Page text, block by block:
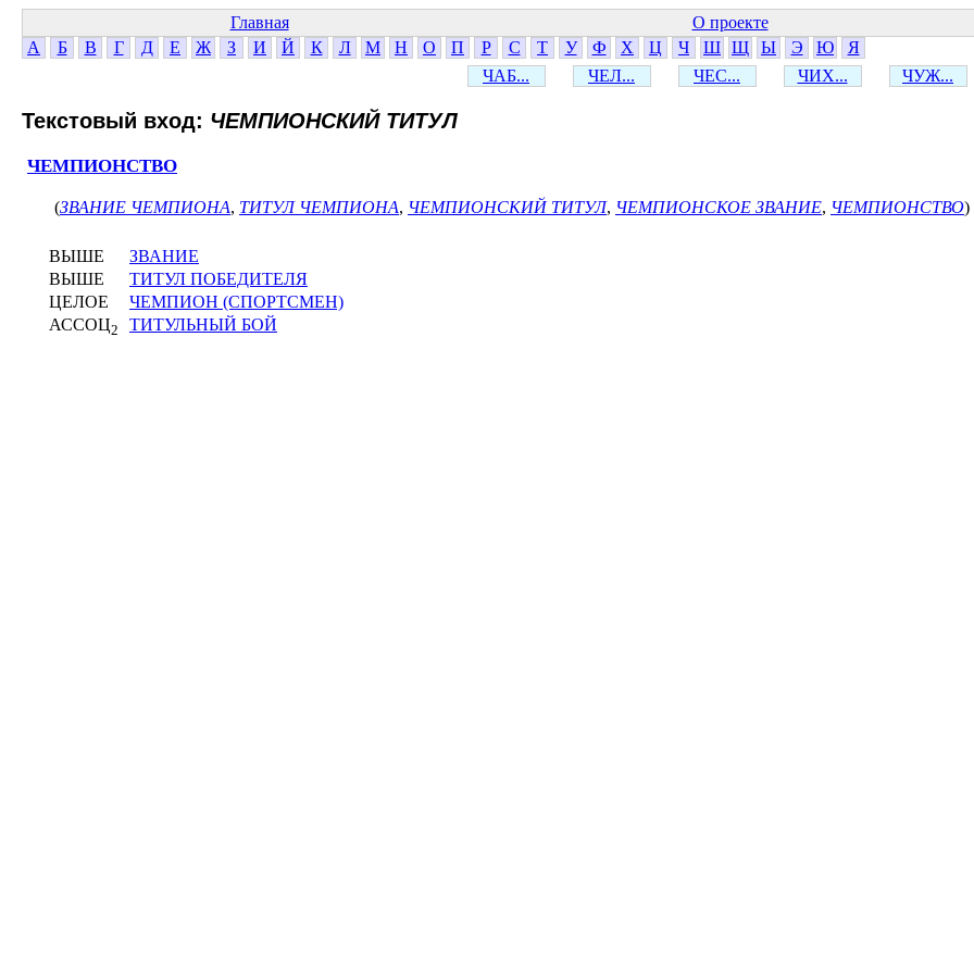
Главная О проекте
А
Б В Г Д Е Ж З И Й К Л М Н О П Р С Т У Ф Х Ц Ч Ш Щ Ы Э Ю
Я
ЧАБ...
ЧЕЛ... ЧЕС... ЧИХ... ЧУЖ...
Текстовый вход: ЧЕМПИОНСКИЙ ТИТУЛ
ЧЕМПИОНСТВО
(ЗВАНИЕ ЧЕМПИОНА, ТИТУЛ ЧЕМПИОНА, ЧЕМПИОНСКИЙ ТИТУЛ, ЧЕМПИОНСКОЕ ЗВАНИЕ, ЧЕМПИОНСТВО)
ВЫШЕ
ЗВАНИЕ
ВЫШЕ
ТИТУЛ ПОБЕДИТЕЛЯ
ЦЕЛОЕ
ЧЕМПИОН (СПОРТСМЕН)
АССОЦ2 ТИТУЛЬНЫЙ БОЙ